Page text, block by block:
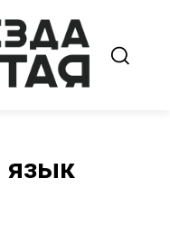
язык